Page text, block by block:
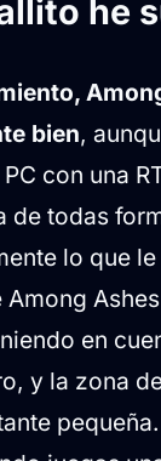
he
bien,
con una
de todas
lo que le
en
y la zona